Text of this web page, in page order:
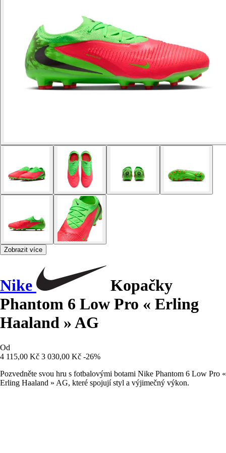
Zobrazit více
Nike
Kopačky
Phantom 6 Low Pro « Erling
Haaland » AG
Od
4 115,00 Kč 3 030,00 Kč -26%
Pozvedněte svou hru s fotbalovými botami Nike Phantom 6 Low Pro «
Erling Haaland » AG, které spojují styl a výjimečný výkon.